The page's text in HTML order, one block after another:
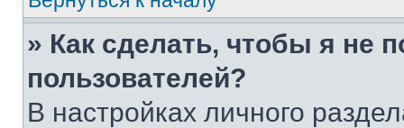
» Как сделать, чтобы я не
пользователей?
В настройках личного